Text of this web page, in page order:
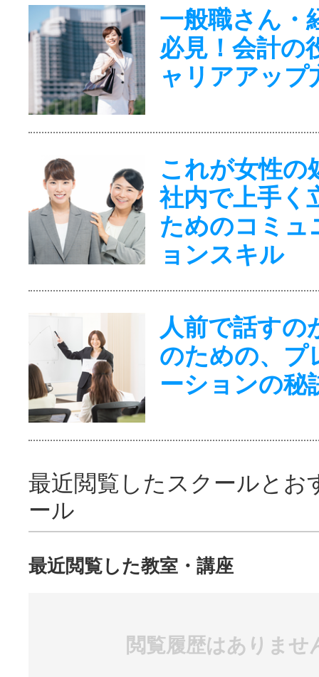
一般職さん・
必見！会計の
ャリアアッ
これが女性の
社内で上手く
ためのコミュ
ョンスキル
人前で話すの
のための、プ
ーションの秘
最近閲覧したスクールとお
ール
最近閲覧した教室・講座
閲覧履歴はありませ